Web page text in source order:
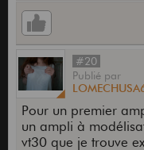
#20
Publié par
Pour un premier
un ampli à
vt30 que je trouve